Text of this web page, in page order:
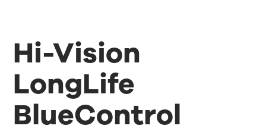
Hi-Vision
LongLife
BlueControl